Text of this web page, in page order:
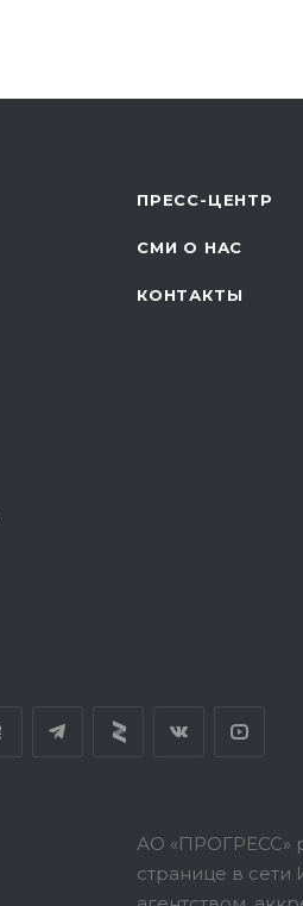
ПРЕСС-ЦЕНТР
СМИ О НАС
КОНТАКТЫ
АО «ПРОГРЕСС»
странице в